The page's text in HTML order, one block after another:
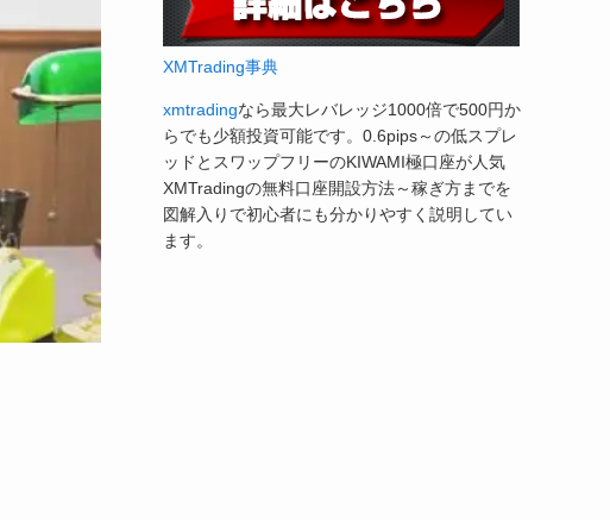
XMTrading事典
xmtradingなら最大レバレッジ1000倍で500円か
らでも少額投資可能です。0.6pips～の低スプレ
ッドとスワップフリーのKIWAMI極口座が人気
XMTradingの無料口座開設方法～稼ぎ方までを
図解入りで初心者にも分かりやすく説明してい
ます。